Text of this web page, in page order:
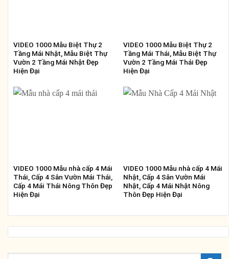
VIDEO 1000 Mẫu Biệt Thự 2
Tầng Mái Nhật, Mẫu Biệt Thự
Vườn 2 Tầng Mái Nhật Đẹp
Hiện Đại
VIDEO 1000 Mẫu Biệt Thự 2
Tầng Mái Thái, Mẫu Biệt Thự
Vườn 2 Tầng Mái Thái Đẹp
Hiện Đại
VIDEO 1000 Mẫu nhà cấp 4 Mái
Thái, Cấp 4 Sân Vườn Mái Thái,
Cấp 4 Mái Thái Nông Thôn Đẹp
Hiện Đại
VIDEO 1000 Mẫu nhà cấp 4 Mái
Nhật, Cấp 4 Sân Vườn Mái
Nhật, Cấp 4 Mái Nhật Nông
Thôn Đẹp Hiện Đại